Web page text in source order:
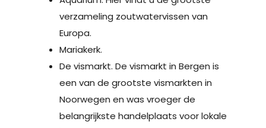
verzameling zoutwatervissen van
Europa.
Mariakerk.
De vismarkt. De vismarkt in Bergen is
een van de grootste vismarkten in
Noorwegen en was vroeger de
belangrijkste handelplaats voor lokale